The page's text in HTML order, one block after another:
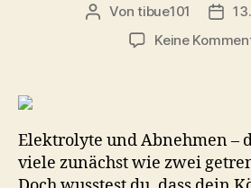
Beitragsautor
Vontibue101
Keine
Elektrolyte und Abnehmen –
viele zunächst wie zwei